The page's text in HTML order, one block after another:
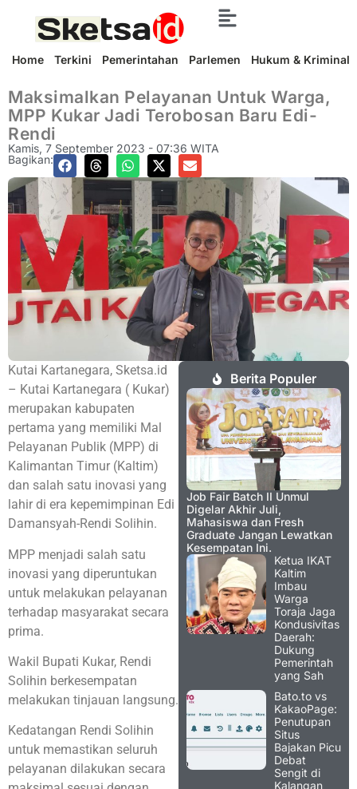
Home Terkini Pemerintahan Parlemen Hukum & Kriminal
Maksimalkan Pelayanan Untuk Warga,
MPP Kukar Jadi Terobosan Baru Edi-
Rendi
Kamis, 7 September 2023 - 07:36 WITA
Bagikan:
Kutai Kartanegara, Sketsa.id
– Kutai Kartanegara ( Kukar)
merupakan kabupaten
pertama yang memiliki Mal
Pelayanan Publik (MPP) di
Kalimantan Timur (Kaltim)
dan salah satu inovasi yang
lahir di era kepemimpinan Edi
Damansyah-Rendi Solihin.
MPP menjadi salah satu
inovasi yang diperuntukan
untuk melakukan pelayanan
terhadap masyarakat secara
prima.
Wakil Bupati Kukar, Rendi
Solihin berkesempatan
melakukan tinjauan langsung.
Kedatangan Rendi Solihin
untuk memastikan seluruh
pelayanan dilakukan secara
Berita Populer
Job Fair Batch II Unmul
Digelar Akhir Juli,
Mahasiswa dan Fresh
Graduate Jangan Lewatkan
Kesempatan Ini.
Ketua IKAT
Kaltim
Imbau
Warga
Toraja Jaga
Kondusivitas
Daerah:
Dukung
Pemerintah
yang Sah
Bato.to vs
KakaoPage:
Penutupan
Situs
Bajakan Picu
Debat
Sengit di
Kalangan